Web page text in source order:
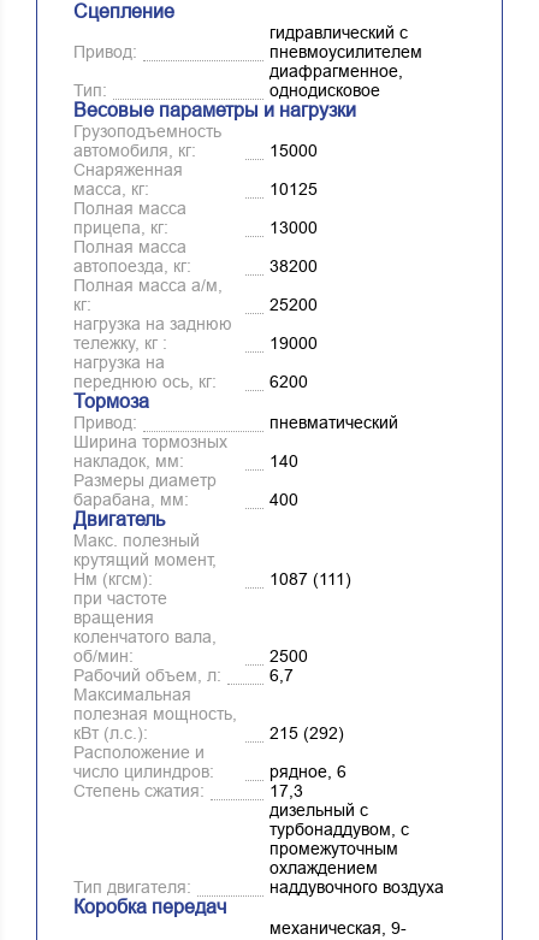
Сцепление
Привод:
гидравлический с
пневмоусилителем
Тип:
диафрагменное,
однодисковое
Весовые параметры и нагрузки
Грузоподъемность
автомобиля, кг:
15000
Снаряженная
масса, кг:
10125
Полная масса
прицепа, кг:
13000
Полная масса
автопоезда, кг:
38200
Полная масса а/м,
кг:
25200
нагрузка на заднюю
тележку, кг :
19000
нагрузка на
переднюю ось, кг:
6200
Тормоза
Привод:
пневматический
Ширина тормозных
накладок, мм:
140
Размеры диаметр
барабана, мм:
400
Двигатель
Макс. полезный
крутящий момент,
Нм (кгсм):
1087 (111)
при частоте
вращения
коленчатого вала,
об/мин:
2500
Рабочий объем, л:
6,7
Максимальная
полезная мощность,
кВт (л.с.):
215 (292)
Расположение и
число цилиндров:
рядное, 6
Степень сжатия:
17,3
Тип двигателя:
дизельный с
турбонаддувом, с
промежуточным
охлаждением
наддувочного воздуха
Коробка передач
механическая, 9-